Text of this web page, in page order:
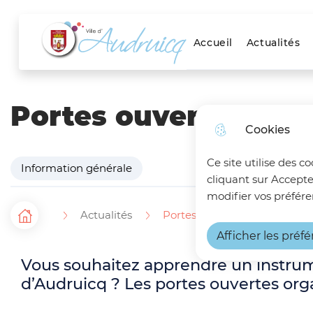
Cookies
Ce site utilise des
cliquant sur
modifier vos
Afficher les
Skip to menu Skip to search
Ville d'Audruicq
Accueil Actualités
Portes ouvertes de
Information générale
FAccueil Actualités Portes ouvertes de l'École
Vous souhaitez apprendre un
d’Audruicq ? Les portes ouvertes